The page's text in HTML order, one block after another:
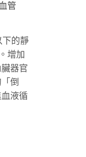
管
下的靜
增加
器官
倒
液循